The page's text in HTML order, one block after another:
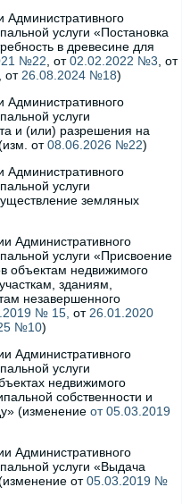
Административного
услуги «Постановка
в древесине для
№22 , от02.02.2022 №3 , от
, от 26.08.2024 №18)
Административного
услуги
и (или) разрешения на
от08.06.2026 №22)
Административного
услуги
земляных
Административного
услуги «Присвоение
объектам недвижимого
зданиям,
незавершенного
№ 15, от 26.01.2020
№10)
Административного
услуги
недвижимого
собственности и
(изменение от 05.03.2019
Административного
услуги «Выдача
от05.03.2019 №